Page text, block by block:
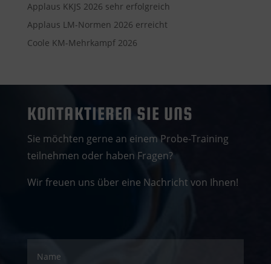
Applaus KKJS 2026 sehr erfolgreich
Applaus LM-Normen 2026 erreicht
Coole KM-Mehrkampf 2026
KONTAKTIEREN SIE UNS
Sie möchten gerne an einem Probe-Training
teilnehmen oder haben Fragen?
Wir freuen uns über eine Nachricht von Ihnen!